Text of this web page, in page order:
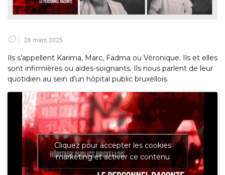
26 mars 2025
Ils s’appellent Karima, Marc, Fadma ou Véronique. Ils et elles
sont infirmières ou aides-soignants. Ils nous parlent de leur
quotidien au sein d’un hôpital public bruxellois.
Cliquez pour accepter les cookies
marketing et activer ce contenu